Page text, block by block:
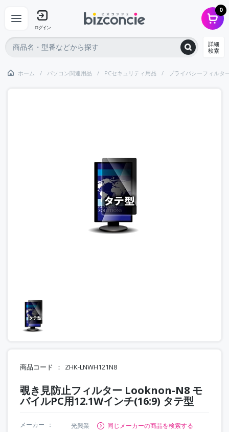
ログイン
0
詳細
検索
ホーム パソコン関連用品 PCセキュリティ用品 プライバシーフィルタ
商品コード ZHK-LNWH121N8
覗き見防止フィルター Looknon-N8 モ
バイルPC用12.1Wインチ(16:9) タテ型
メーカー 光興業
同じメーカーの商品を検索する